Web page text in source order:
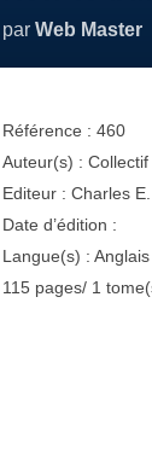
par Web Master
Référence : 460
Auteur(s) : Collectif
Editeur : Charles
Date d’édition :
Langue(s) : Anglais
115 pages/ 1